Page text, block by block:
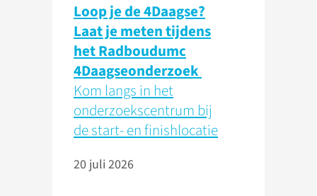
Loop je de 4Daagse?
Laat je meten tijdens
het Radboudumc
4Daagseonderzoek
Kom langs in het
onderzoekscentrum bij
de start- en finishlocatie
20 juli 2026